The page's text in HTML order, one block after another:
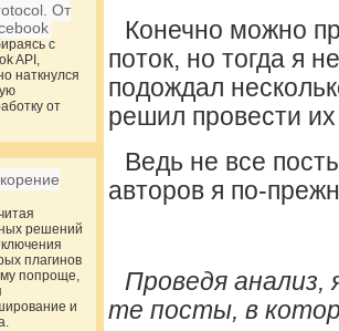
От
с
API,
наткнулся
от
решений
плагинов
попроще,
и
Конечно можно
поток, но тогда я
подождал
решил провести
Ведь не все
авторов я по-
Проведя
те посты, в